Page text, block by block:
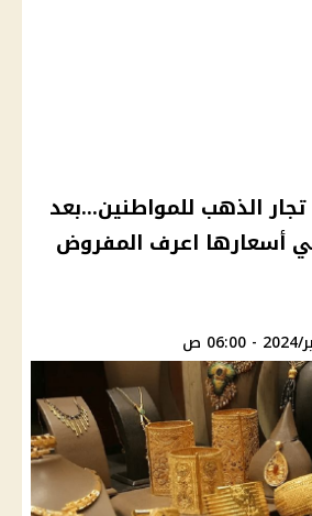
الذهب للمواطنين...بعد
في أسعارها اعرف المفروض